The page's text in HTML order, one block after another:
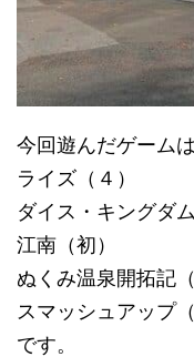
今回遊んだゲームは
ライズ（４）
ダイス・キングダ
江南（初）
ぬくみ温泉開拓記（
スマッシュアップ（
です。